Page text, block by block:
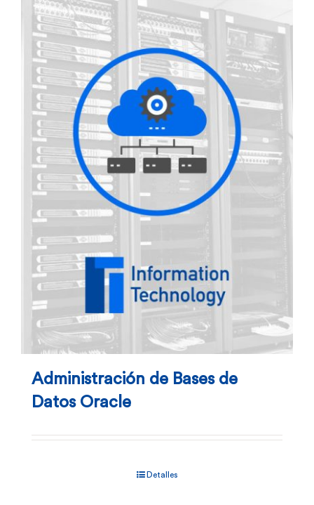
Administración de Bases de
Datos Oracle
Detalles